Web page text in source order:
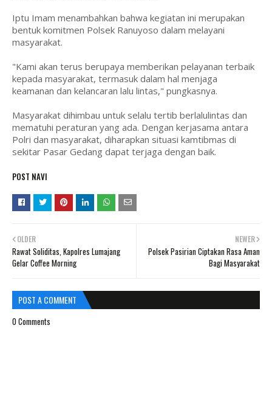
Iptu Imam menambahkan bahwa kegiatan ini merupakan
bentuk komitmen Polsek Ranuyoso dalam melayani
masyarakat.
"Kami akan terus berupaya memberikan pelayanan terbaik
kepada masyarakat, termasuk dalam hal menjaga
keamanan dan kelancaran lalu lintas," pungkasnya.
Masyarakat dihimbau untuk selalu tertib berlalulintas dan
mematuhi peraturan yang ada. Dengan kerjasama antara
Polri dan masyarakat, diharapkan situasi kamtibmas di
sekitar Pasar Gedang dapat terjaga dengan baik.
POST NAVI
NEWER
Polsek Pasirian Ciptakan Rasa Aman
Bagi Masyarakat
OLDER
Rawat Soliditas, Kapolres Lumajang
Gelar Coffee Morning
POST A COMMENT
0 Comments